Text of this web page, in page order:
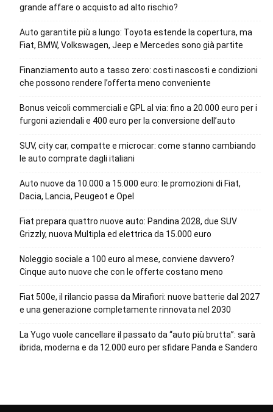
grande affare o acquisto ad alto rischio?
Auto garantite più a lungo: Toyota estende la copertura, ma
Fiat, BMW, Volkswagen, Jeep e Mercedes sono già partite
Finanziamento auto a tasso zero: costi nascosti e condizioni
che possono rendere l’offerta meno conveniente
Bonus veicoli commerciali e GPL al via: fino a 20.000 euro per i
furgoni aziendali e 400 euro per la conversione dell’auto
SUV, city car, compatte e microcar: come stanno cambiando
le auto comprate dagli italiani
Auto nuove da 10.000 a 15.000 euro: le promozioni di Fiat,
Dacia, Lancia, Peugeot e Opel
Fiat prepara quattro nuove auto: Pandina 2028, due SUV
Grizzly, nuova Multipla ed elettrica da 15.000 euro
Noleggio sociale a 100 euro al mese, conviene davvero?
Cinque auto nuove che con le offerte costano meno
Fiat 500e, il rilancio passa da Mirafiori: nuove batterie dal 2027
e una generazione completamente rinnovata nel 2030
La Yugo vuole cancellare il passato da “auto più brutta”: sarà
ibrida, moderna e da 12.000 euro per sfidare Panda e Sandero